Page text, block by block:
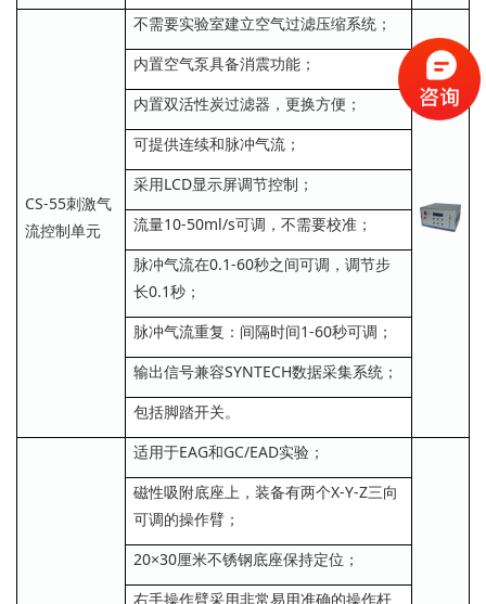
CS-55刺激气
流控制单元
不需要实验室建立空气过滤压缩系统；
内置空气泵具备消震功能；
内置双活性炭过滤器，更换方便；
可提供连续和脉冲气流；
采用LCD显示屏调节控制；
流量10-50ml/s可调，不需要校准；
脉冲气流在0.1-60秒之间可调，调节步
长0.1秒；
脉冲气流重复：间隔时间1-60秒可调；
输出信号兼容SYNTECH数据采集系统；
包括脚踏开关。
适用于EAG和GC/EAD实验；
磁性吸附底座上，装备有两个X-Y-Z三向
可调的操作臂；
20×30厘米不锈钢底座保持定位；
右手操作臂采用非常易用准确的操作杆